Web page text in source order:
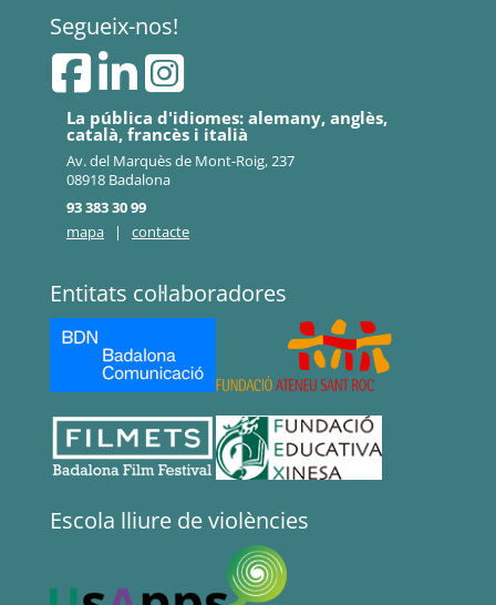
Segueix-nos!
La pública d'idiomes: alemany, anglès,
català, francès i italià
Av. del Marquès de Mont-Roig, 237
08918 Badalona
93 383 30 99
mapa
| contacte
Entitats col·laboradores
Escola lliure de violències